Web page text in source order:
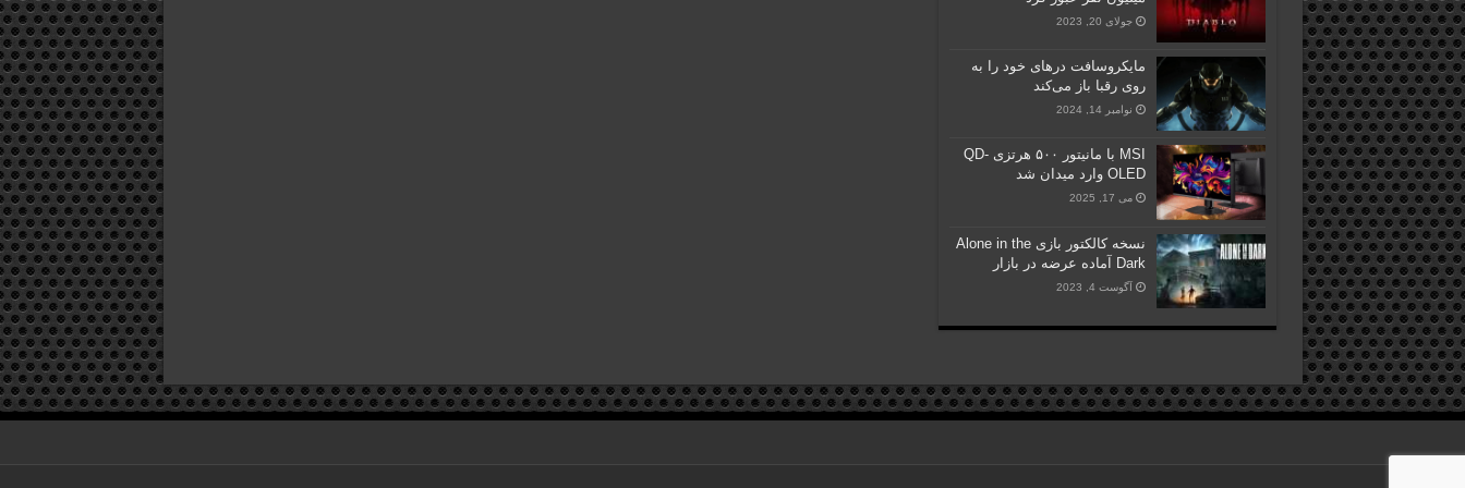
جولای 20, 2023
مایکروسافت درهای خود را به
روی رقبا باز می‌کند
نوامبر 14, 2024
MSI با مانیتور ۵۰۰ هرتزی QD-
OLED وارد میدان شد
می 17, 2025
نسخه کالکتور بازی Alone in the
Dark آماده عرضه در بازار
آگوست 4, 2023